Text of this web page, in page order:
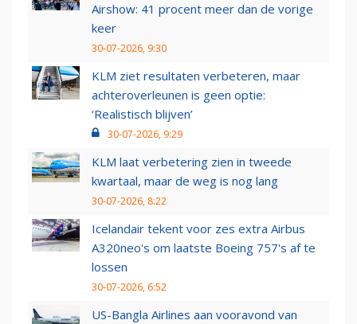
Airshow: 41 procent meer dan de vorige
keer
30-07-2026, 9:30
KLM ziet resultaten verbeteren, maar
achteroverleunen is geen optie:
‘Realistisch blijven’
30-07-2026, 9:29
KLM laat verbetering zien in tweede
kwartaal, maar de weg is nog lang
30-07-2026, 8:22
Icelandair tekent voor zes extra Airbus
A320neo's om laatste Boeing 757's af te
lossen
30-07-2026, 6:52
US-Bangla Airlines aan vooravond van